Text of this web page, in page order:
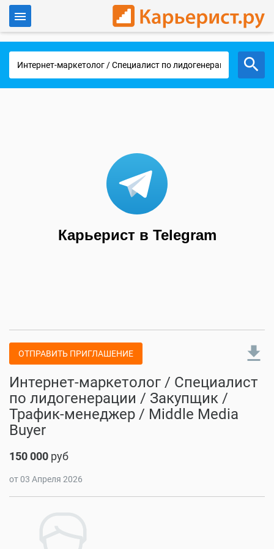
Работа в Москве
Карьерист в Telegram
ОТПРАВИТЬ ПРИГЛАШЕНИЕ file_download
Интернет-маркетолог / Специалист
по лидогенерации / Закупщик /
Трафик-менеджер / Middle Media
Buyer
150 000 руб
от 03 Апреля 2026